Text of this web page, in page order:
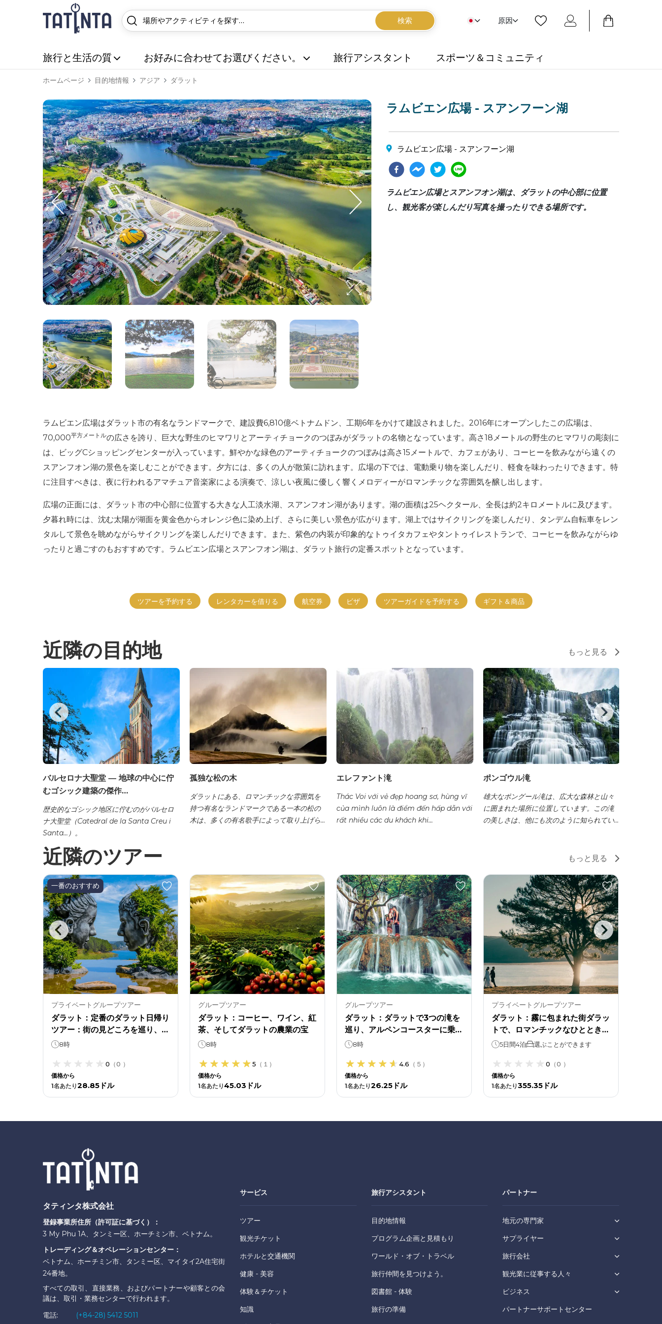
検索 原因
旅行と生活の質 お好みに合わせてお選びください。 旅行アシスタント スポーツ＆コミュニティ
ホームページ 目的地情報 アジア ダラット
ラムビエン広場 - スアンフーン湖
ラムビエン広場 - スアンフーン湖
ラムビエン広場とスアンフオン湖は、ダラットの中心部に位置
し、観光客が楽しんだり写真を撮ったりできる場所です。
ラムビエン広場はダラット市の有名なランドマークで、建設費6,810億ベトナムドン、工期6年をかけて建設されました。2016年にオープンしたこの広場は、
70,000平方メートルの広さを誇り、巨大な野生のヒマワリとアーティチョークのつぼみがダラットの名物となっています。高さ18メートルの野生のヒマワリの彫刻に
は、ビッグCショッピングセンターが入っています。鮮やかな緑色のアーティチョークのつぼみは高さ15メートルで、カフェがあり、コーヒーを飲みながら遠くの
スアンフオン湖の景色を楽しむことができます。夕方には、多くの人が散策に訪れます。広場の下では、電動乗り物を楽しんだり、軽食を味わったりできます。特
に注目すべきは、夜に行われるアマチュア音楽家による演奏で、涼しい夜風に優しく響くメロディーがロマンチックな雰囲気を醸し出します。
広場の正面には、ダラット市の中心部に位置する大きな人工淡水湖、スアンフオン湖があります。湖の面積は25ヘクタール、全長は約2キロメートルに及びます。
夕暮れ時には、沈む太陽が湖面を黄金色からオレンジ色に染め上げ、さらに美しい景色が広がります。湖上ではサイクリングを楽​​しんだり、タンデム自転車をレン
タルして景色を眺めながらサイクリングを楽​​しんだりできます。また、紫色の内装が印象的なトゥイタカフェやタントゥイレストランで、コーヒーを飲みながらゆ
ったりと過ごすのもおすすめです。ラムビエン広場とスアンフオン湖は、ダラット旅行の定番スポットとなっています。
ツアーを予約する レンタカーを借りる 航空券 ビザ ツアーガイドを予約する ギフト＆商品
近隣の目的地 もっと見る
バルセロナ大聖堂 ― 地球の中心に佇
むゴシック建築の傑作…
歴史的なゴシック地区に佇むのがバルセロ
ナ大聖堂（Catedral de la Santa Creu i
Santa...）。
孤独な松の木
ダラットにある、ロマンチックな雰囲気を
持つ有名なランドマークである一本の松の
木は、多くの有名歌手によって取り上げら
エレファント滝
Thác Voi với vẻ đẹp hoang sơ, hùng vĩ
của mình luôn là điểm đến hấp dẫn với
rất nhiều các du khách khi...
ポンゴウル滝
雄大なポングール滝は、広大な森林と山々
に囲まれた場所に位置しています。この滝
の美しさは、他にも次のように知られてい
近隣のツアー もっと見る
一番のおすすめ
プライベートグループツアー
ダラット：定番のダラット日帰り
ツアー：街の見どころを巡り、自
然を満喫しましょう。
8時
0 （0 ）
価格から
1名あたり28.85ドル
グループツアー
ダラット：コーヒー、ワイン、紅
茶、そしてダラットの農業の宝
8時
5 （ １ ）
価格から
1名あたり45.03ドル
グループツアー
ダラット：ダラットで3つの滝を
巡り、アルペンコースターに乗る
ツアー。
8時
4.6 （ ５ ）
価格から
1名あたり26.25ドル
プライベートグループツアー
ダラット：霧に包まれた街ダラッ
トで、ロマンチックなひとときを
過ごし、自然との繋がりを感じて
5日間4泊 選ぶことができます
0 （0 ）
価格から
1名あたり355.35ドル
タティンタ株式会社
登録事業所住所（許可証に基づく）：
3 My Phu 1A、タンミー区、ホーチミン市、ベトナム。
トレーディング＆オペレーションセンター：
ベトナム、ホーチミン市、タンミー区、マイタイ2A住宅街
24番地。
すべての取引、直接業務、およびパートナーや顧客との会
議は、取引・業務センターで行われます。
電話:
(+84-28) 5412 5011
サービス
ツアー
観光チケット
ホテルと交通機関
健康 - 美容
体験＆チケット
知識
旅行アシスタント
目的地情報
プログラム企画と見積もり
ワールド・オブ・トラベル
旅行仲間を見つけよう。
図書館 - 体験
旅行の準備
パートナー
地元の専門家
サプライヤー
旅行会社
観光業に従事する人々
ビジネス
パートナーサポートセンター